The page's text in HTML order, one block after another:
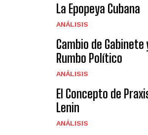
La Epopeya Cubana
ANÁLISIS
Cambio de Gabinete
Rumbo Político
ANÁLISIS
El Concepto de
Lenin
ANÁLISIS